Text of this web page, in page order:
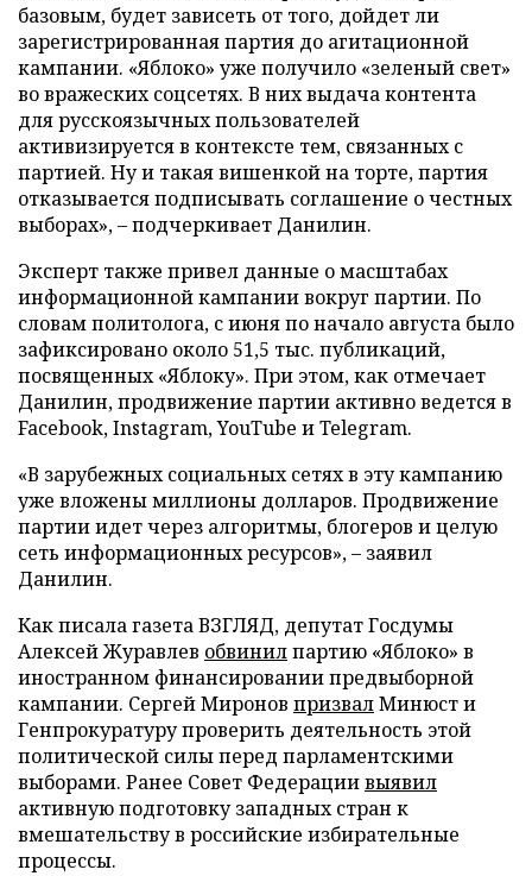
базовым, будет зависеть от того, дойдет ли
зарегистрированная партия до агитационной
кампании. «Яблоко» уже получило «зеленый свет»
во вражеских соцсетях. В них выдача контента
для русскоязычных пользователей
активизируется в контексте тем, связанных с
партией. Ну и такая вишенкой на торте, партия
отказывается подписывать соглашение о честных
выборах», – подчеркивает Данилин.
Эксперт также привел данные о масштабах
информационной кампании вокруг партии. По
словам политолога, с июня по начало августа было
зафиксировано около 51,5 тыс. публикаций,
посвященных «Яблоку». При этом, как отмечает
Данилин, продвижение партии активно ведется в
Facebook, Instagram, YouTube и Telegram.
«В зарубежных социальных сетях в эту кампанию
уже вложены миллионы долларов. Продвижение
партии идет через алгоритмы, блогеров и целую
сеть информационных ресурсов», – заявил
Данилин.
Как писала газета ВЗГЛЯД, депутат Госдумы
Алексей Журавлев обвинилпартию «Яблоко» в
иностранном финансировании предвыборной
кампании. Сергей Миронов призвалМинюст и
Генпрокуратуру проверить деятельность этой
политической силы перед парламентскими
выборами. Ранее Совет Федерациивыявил
активную подготовку западных стран к
вмешательству в российские избирательные
процессы.